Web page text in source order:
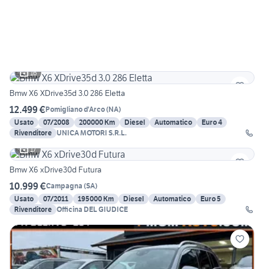
16
Bmw X6 XDrive35d 3.0 286 Eletta
12.499 €Pomigliano d'Arco(NA)
Usato
07/2008 200000 Km Diesel Automatico
Euro 4
Rivenditore UNICA MOTORI S.R.L.
17
Bmw X6 xDrive30d Futura
10.999 €Campagna (SA)
Usato
07/2011 195000 Km Diesel Automatico
Euro 5
Rivenditore Officina DEL GIUDICE